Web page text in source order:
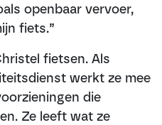
openbaar vervoer,
fiets.”
fietsen. Als
werkt ze mee
die
Ze leeft wat ze